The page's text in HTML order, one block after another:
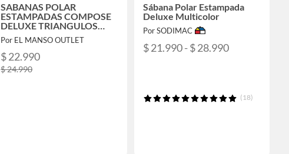
SABANAS POLAR
ESTAMPADAS COMPOSE
DELUXE TRIANGULOS
MARRON NEGRO 2
PLAZAS
Por EL MANSO OUTLET
$ 22.990
$ 24.990
Sábana Polar Estampada
Deluxe Multicolor
Por SODIMAC
$ 21.990 - $ 28.990
(18)